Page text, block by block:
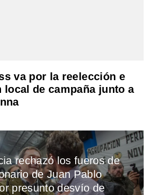
va por la reelección e
local de campaña junto a
rechazó los fueros de
de Juan Pablo
presunto desvío de